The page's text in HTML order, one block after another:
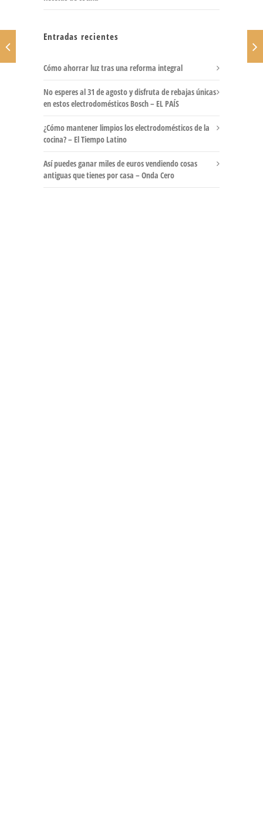
Entradas recientes
Cómo ahorrar luz tras una reforma integral
No esperes al 31 de agosto y disfruta de rebajas únicas
en estos electrodomésticos Bosch – EL PAÍS
¿Cómo mantener limpios los electrodomésticos de la
cocina? – El Tiempo Latino
Así puedes ganar miles de euros vendiendo cosas
antiguas que tienes por casa – Onda Cero